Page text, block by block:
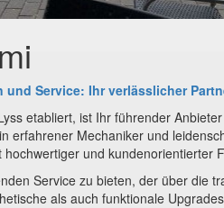
und Service: Ihr verlässlicher
etabliert, ist Ihr führender
erfahrener Mechaniker und
und kundenorientierter
Service zu bieten, der über die
als auch funktionale